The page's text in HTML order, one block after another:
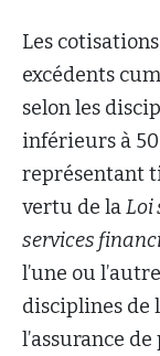
Les
excédents
selon les
inférieurs à
représentant
vertu de laLoi
services
l’une ou
disciplines de
l’assurance